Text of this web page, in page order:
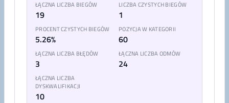
ŁĄCZNA LICZBA BIEGÓW
19
LICZBA CZYSTYCH BIEGÓW
1
PROCENT CZYSTYCH BIEGÓW
5.26%
POZYCJA W KATEGORII
60
ŁĄCZNA LICZBA BŁĘDÓW
3
ŁĄCZNA LICZBA ODMÓW
24
ŁĄCZNA LICZBA
DYSKWALIFIKACJI
10